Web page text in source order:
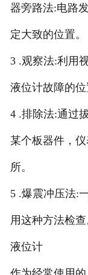
器旁路法:电路
定大致的位置。
3 .观察法:利用
液位计故障的位
4 .排除法:通过
某个板器件，
所。
5 .爆震冲压法:
用这种方法检查
液位计